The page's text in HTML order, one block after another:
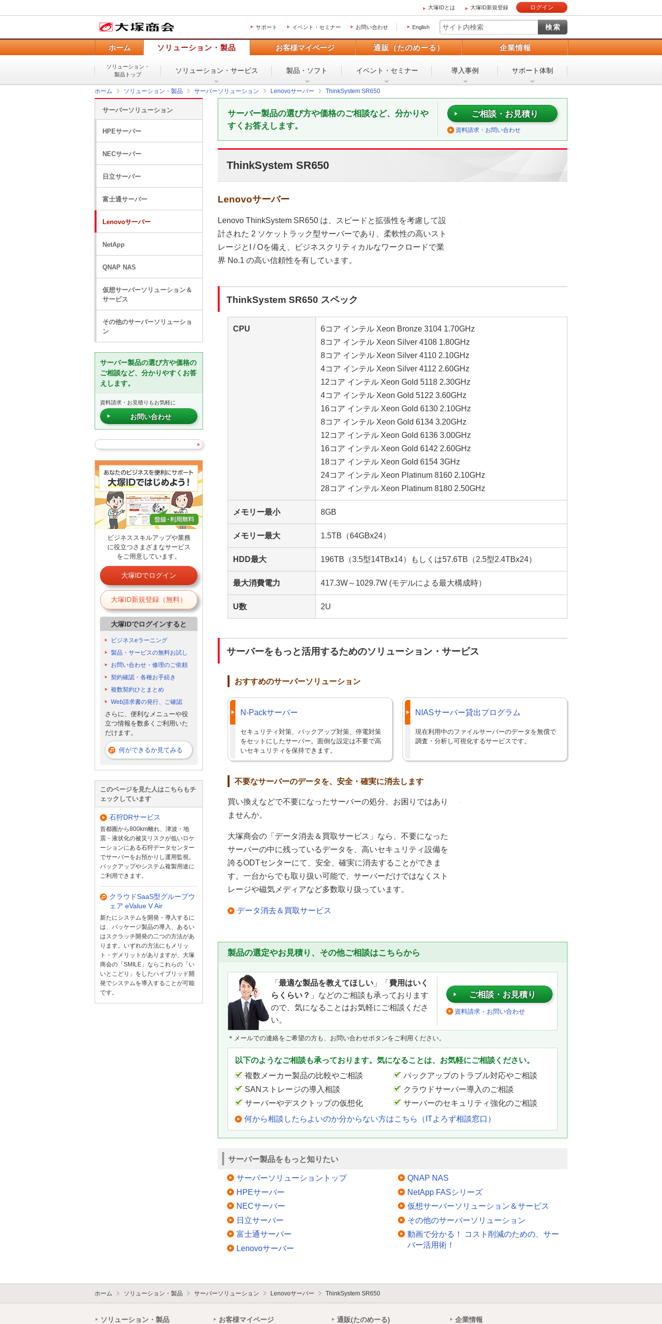
大塚IDとは 大塚ID新規登録 ログイン
サポート イベント・セミナー お問い合わせ English
ホーム ソリューション・製品 お客様マイページ 通販（たのめーる） 企業情報
ソリューション・
製品トップ
ソリューション・ サービス 製品・ソフト イベント・ セミナー 導入事例 サポート体制
ホーム ソリューション・製品 サーバーソリューション Lenovoサーバー ThinkSystem SR650
サーバー製品の選び方や価格のご相談など、分かりや
すくお答えします。
ご相談・お見積り
資料請求・お問い合わせ
ThinkSystem SR650
Lenovoサーバー
Lenovo ThinkSystem SR650 は、スピードと拡張性を考慮して設
計された 2 ソケットラック型サーバーであり、柔軟性の高いスト
レージとI / Oを備え、ビジネスクリティカルなワークロードで業
界 No.1 の高い信頼性を有しています。
ThinkSystem SR650 スペック
CPU
6コア インテル Xeon Bronze 3104 1.70GHz
8コア インテル Xeon Silver 4108 1.80GHz
8コア インテル Xeon Silver 4110 2.10GHz
4コア インテル Xeon Silver 4112 2.60GHz
12コア インテル Xeon Gold 5118 2.30GHz
4コア インテル Xeon Gold 5122 3.60GHz
16コア インテル Xeon Gold 6130 2.10GHz
8コア インテル Xeon Gold 6134 3.20GHz
12コア インテル Xeon Gold 6136 3.00GHz
16コア インテル Xeon Gold 6142 2.60GHz
18コア インテル Xeon Gold 6154 3GHz
24コア インテル Xeon Platinum 8160 2.10GHz
28コア インテル Xeon Platinum 8180 2.50GHz
メモリー最小 8GB
メモリー最大 1.5TB（64GBx24）
HDD最大 196TB（3.5型14TBx14）もしくは57.6TB（2.5型2.4TBx24）
最大消費電力 417.3W～1029.7W (モデルによる最大構成時）
U数 2U
サーバーをもっと活用するためのソリューション・サービス
おすすめのサーバーソリューション
N-Packサーバー
セキュリティ対策、バックアップ対策、停電対策
をセットにしたサーバー。面倒な設定は不要で高
いセキュリティを保持できます。
NIASサーバー貸出プログラム
現在利用中のファイルサーバーのデータを無償で
調査・分析し可視化するサービスです。
不要なサーバーのデータを、安全・確実に消去します
買い換えなどで不要になったサーバーの処分、お困りではあり
ませんか。
大塚商会の「データ消去＆買取サービス」なら、不要になった
サーバーの中に残っているデータを、高いセキュリティ設備を
誇るODTセンターにて、安全、確実に消去することができま
す。一台からでも取り扱い可能で、サーバーだけではなくスト
レージや磁気メディアなど多数取り扱っています。
データ消去＆買取サービス
製品の選定やお見積り、その他ご相談はこちらから
「 最適な製品を教えてほしい 」「 費用はいく
らくらい？ 」などのご相談も承っております
ので、気になることはお気軽にご相談くださ
い。
ご相談・お見積り
資料請求・お問い合わせ
＊メールでの連絡をご希望の方も、お問い合わせボタンをご利用ください。
以下のようなご相談も承っております。気になることは、お気軽にご相談ください。
複数メーカー製品の比較やご相談
バックアップのトラブル対応やご相談
SANストレージの導入相談
クラウドサーバー導入のご相談
サーバーやデスクトップの仮想化
サーバーのセキュリティ強化のご相談
何から相談したらよいのか分からない方はこちら（ITよろず相談窓口）
サーバー製品をもっと知りたい
サーバーソリューショントップ
HPEサーバー
NECサーバー
日立サーバー
富士通サーバー
Lenovoサーバー
QNAP NAS
NetApp FASシリーズ
仮想サーバーソリューション＆サービス
その他のサーバーソリューション
動画で分かる！ コスト削減のための、サー
バー活用術！
サーバーソリューション
HPEサーバー
NECサーバー
日立サーバー
富士通サーバー
Lenovoサーバー
NetApp
QNAP NAS
仮想サーバーソリューション＆
サービス
その他のサーバーソリューショ
ン
サーバー製品の選び方や価格の
ご相談など、分かりやすくお答
えします。
資料請求・お見積りもお気軽に
お問い合わせ
ビジネススキルアップや業務
に役立つさまざまなサービス
をご用意しています。
大塚IDでログイン
大塚ID新規登録（無料）
大塚IDでログインすると
ビジネスeラーニング
製品・サービスの無料お試し
お問い合わせ・修理のご依頼
契約確認・各種お手続き
複数契約ひとまとめ
Web請求書の発行、ご確認
さらに、便利なメニューや役
立つ情報を数多くご利用いた
だけます。
何ができるか見てみる
このページを見た人はこちらもチ
ェックしています
石狩DRサービス
首都圏から800km離れ、津波・地
震・液状化の被災リスクが低いロケ
ーションにある石狩データセンター
でサーバーをお預かりし運用監視。
バックアップやシステム複製用途に
ご利用できます。
クラウドSaaS型グループウ
ェア eValue V Air
新たにシステムを開発・導入するに
は、パッケージ製品の導入、あるい
はスクラッチ開発の二つの方法があ
ります。いずれの方法にもメリッ
ト・デメリットがありますが、大塚
商会の「SMILE」ならこれらの「い
いとこどり」をしたハイブリッド開
発でシステムを導入することが可能
です。
ホーム ソリューション・製品 サーバーソリューション Lenovoサーバー ThinkSystem SR650
ソリューション・製品 お客様マイページ 通販(たのめーる) 企業情報